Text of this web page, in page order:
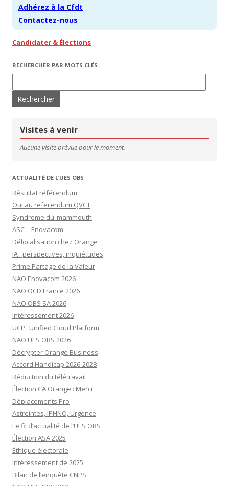
Adhérez à la Cfdt
Contactez-nous
Candidater & Élections
RECHERCHER PAR MOTS CLÉS
Visites à venir
Aucune visite prévue pour le moment.
ACTUALITÉ DE L’UES OBS
Résultat référendum
Oui au referendum QVCT
Syndrome du mammouth
ASC – Enovacom
Délocalisation chez Orange
IA : perspectives, inquiétudes
Prime Partage de la Valeur
NAO Enovacom 2026
NAO OCD France 2026
NAO OBS SA 2026
Intéressement 2026
UCP : Unified Cloud Platform
NAO UES OBS 2026
Décrypter Orange Business
Accord Handicap 2026-2028
Réduction du télétravail
Élection CA Orange : Merci
Déplacements Pro
Astreintes, IPHNO, Urgence
Le fil d’actualité de l’UES OBS
Élection ASA 2025
Éthique électorale
Intéressement de 2025
Bilan de l’enquête CNPS